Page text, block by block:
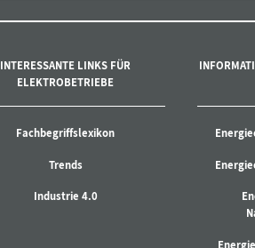
INTERESSANTE LINKS FÜR
ELEKTROBETRIEBE
Fachbegriffslexikon
Trends
Industrie 4.0